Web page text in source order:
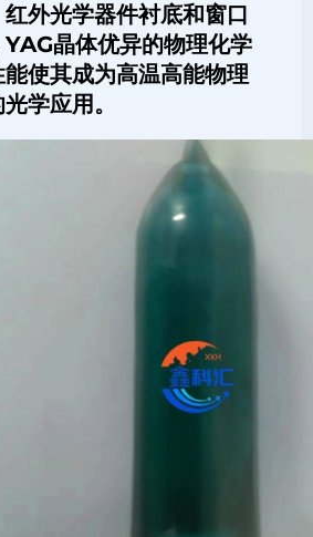
外光学器件衬底和窗口
YAG晶体优异的物理化学
使其成为高温高能物理
学应用。